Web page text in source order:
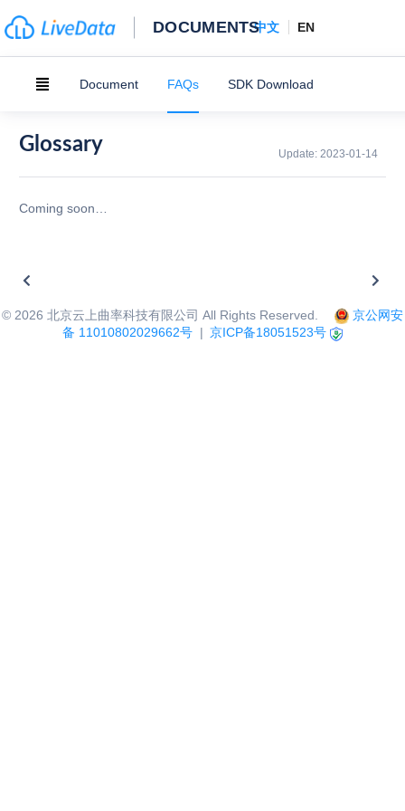
DOCUMENTS中文 EN
Document FAQs SDK Download
Glossary Update: 2023-01-14
Coming soon…
© 2026 北京云上曲率科技有限公司 All Rights Reserved.
京公网安
备 11010802029662号 | 京ICP备18051523号